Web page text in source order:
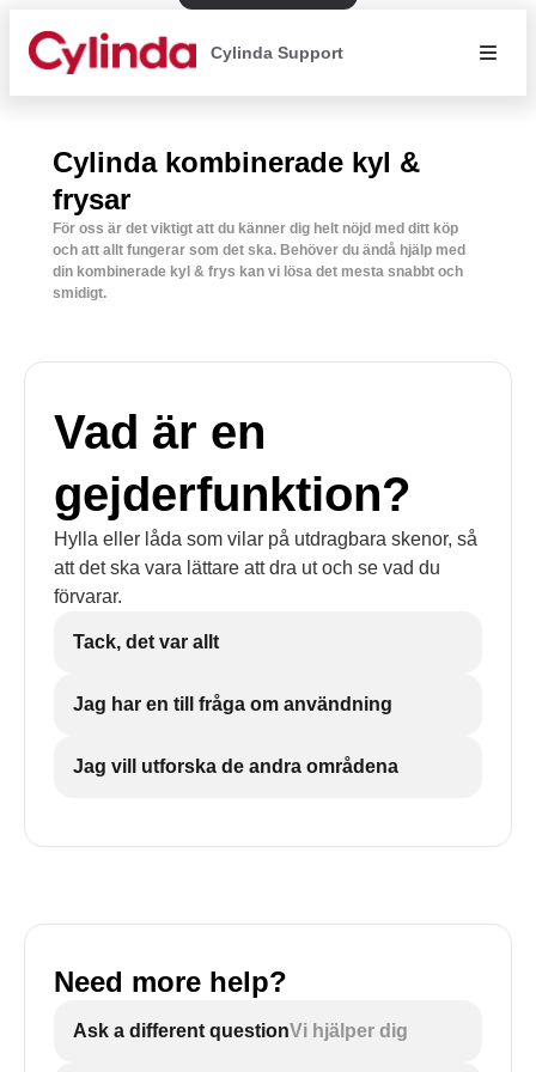
Cylinda Support
Cylinda kombinerade kyl &
frysar
För oss är det viktigt att du känner dig helt nöjd med ditt köp
och att allt fungerar som det ska. Behöver du ändå hjälp med
din kombinerade kyl & frys kan vi lösa det mesta snabbt och
smidigt.
Vad är en
gejderfunktion?
Hylla eller låda som vilar på utdragbara skenor, så
att det ska vara lättare att dra ut och se vad du
förvarar.
Tack, det var allt
Jag har en till fråga om användning
Jag vill utforska de andra områdena
Need more help?
Ask a different questionVi hjälper dig